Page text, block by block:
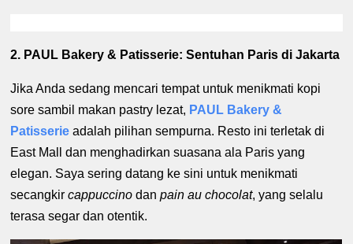
2. PAUL Bakery & Patisserie: Sentuhan Paris di Jakarta
Jika Anda sedang mencari tempat untuk menikmati kopi
sore sambil makan pastry lezat, PAUL Bakery &
Patisserie adalah pilihan sempurna. Resto ini terletak di
East Mall dan menghadirkan suasana ala Paris yang
elegan. Saya sering datang ke sini untuk menikmati
secangkircappuccino danpain au chocolat, yang selalu
terasa segar dan otentik.